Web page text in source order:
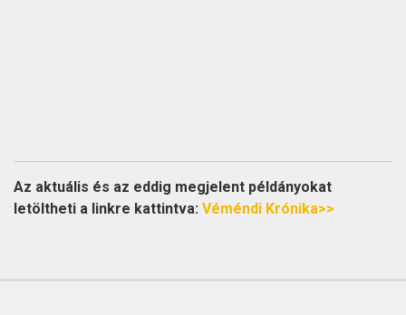
Az aktuális és az eddig megjelent példányokat
letöltheti a linkre kattintva: Véméndi Krónika>>